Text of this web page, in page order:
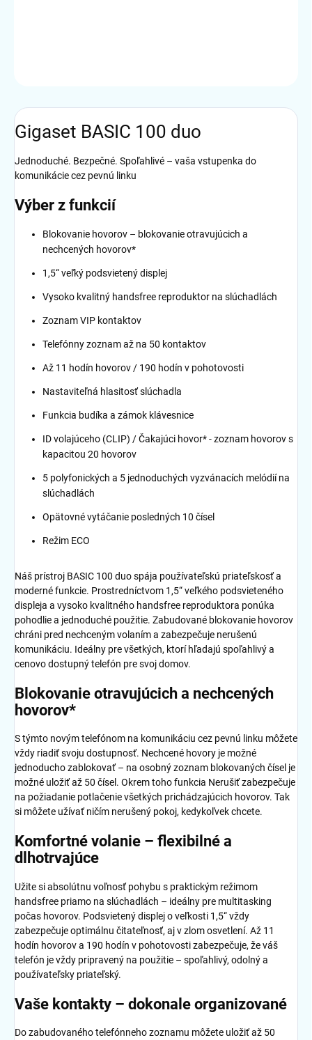
Gigaset BASIC 100 duo
Jednoduché. Bezpečné. Spoľahlivé – vaša vstupenka do
komunikácie cez pevnú linku
Výber z funkcií
Blokovanie hovorov – blokovanie otravujúcich a
nechcených hovorov*
1,5“ veľký podsvietený displej
Vysoko kvalitný handsfree reproduktor na slúchadlách
Zoznam VIP kontaktov
Telefónny zoznam až na 50 kontaktov
Až 11 hodín hovorov / 190 hodín v pohotovosti
Nastaviteľná hlasitosť slúchadla
Funkcia budíka a zámok klávesnice
ID volajúceho (CLIP) / Čakajúci hovor* - zoznam hovorov s
kapacitou 20 hovorov
5 polyfonických a 5 jednoduchých vyzvánacích melódií na
slúchadlách
Opätovné vytáčanie posledných 10 čísel
Režim ECO
Náš prístroj BASIC 100 duo spája používateľskú priateľskosť a
moderné funkcie. Prostredníctvom 1,5“ veľkého podsvieteného
displeja a vysoko kvalitného handsfree reproduktora ponúka
pohodlie a jednoduché použitie. Zabudované blokovanie hovorov
chráni pred nechceným volaním a zabezpečuje nerušenú
komunikáciu. Ideálny pre všetkých, ktorí hľadajú spoľahlivý a
cenovo dostupný telefón pre svoj domov.
Blokovanie otravujúcich a nechcených
hovorov*
S týmto novým telefónom na komunikáciu cez pevnú linku môžete
vždy riadiť svoju dostupnosť. Nechcené hovory je možné
jednoducho zablokovať – na osobný zoznam blokovaných čísel je
možné uložiť až 50 čísel. Okrem toho funkcia Nerušiť zabezpečuje
na požiadanie potlačenie všetkých prichádzajúcich hovorov. Tak
si môžete užívať ničím nerušený pokoj, kedykoľvek chcete.
Komfortné volanie – flexibilné a
dlhotrvajúce
Užite si absolútnu voľnosť pohybu s praktickým režimom
handsfree priamo na slúchadlách – ideálny pre multitasking
počas hovorov. Podsvietený displej o veľkosti 1,5“ vždy
zabezpečuje optimálnu čitateľnosť, aj v zlom osvetlení. Až 11
hodín hovorov a 190 hodín v pohotovosti zabezpečuje, že váš
telefón je vždy pripravený na použitie – spoľahlivý, odolný a
používateľsky priateľský.
Vaše kontakty – dokonale organizované
Do zabudovaného telefónneho zoznamu môžete uložiť až 50